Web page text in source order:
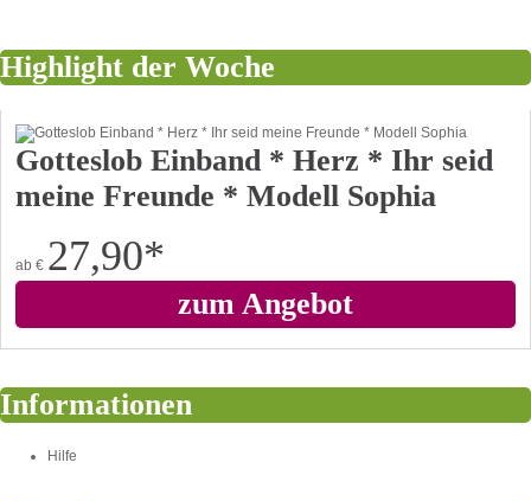
Highlight der Woche
Gotteslob Einband * Herz * Ihr seid
meine Freunde * Modell Sophia
ab € 27,90*
zum Angebot
Informationen
Hilfe